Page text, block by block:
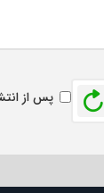
بازخوانی
پس از